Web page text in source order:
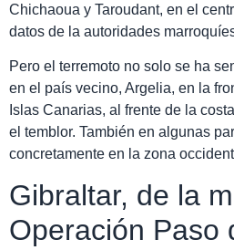
Chichaoua y Taroudant, en el
datos de la autoridades
Pero el terremoto no solo se ha
en el país vecino, Argelia, en la
Islas Canarias, al frente de la
el temblor. También en algunas
concretamente en la zona
Gibraltar, de la
Operación Paso